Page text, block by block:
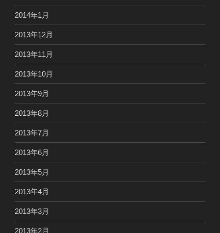
2014年1月
2013年12月
2013年11月
2013年10月
2013年9月
2013年8月
2013年7月
2013年6月
2013年5月
2013年4月
2013年3月
2013年2月